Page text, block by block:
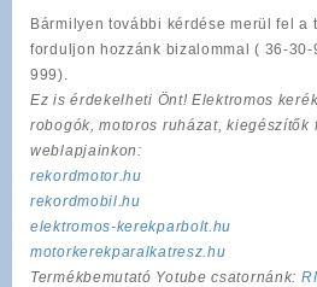
Bármilyen további kérdése merül fel a
forduljon hozzánk bizalommal ( 36-
999).
Ez is érdekelheti Önt! Elektromos
robogók, motoros ruházat, kiegészítők
weblapjainkon:
rekordmotor.hu
rekordmobil.hu
elektromos-kerekparbolt.hu
motorkerekparalkatresz.hu
Termékbemutató Yotube csatornánk: